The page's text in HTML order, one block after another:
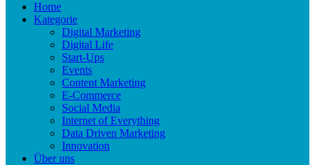
Home
Kategorie
Digital Marketing
Digital Life
Start-Ups
Events
Content Marketing
E-Commerce
Social Media
Internet of Everything
Data Driven Marketing
Innovation
Über uns